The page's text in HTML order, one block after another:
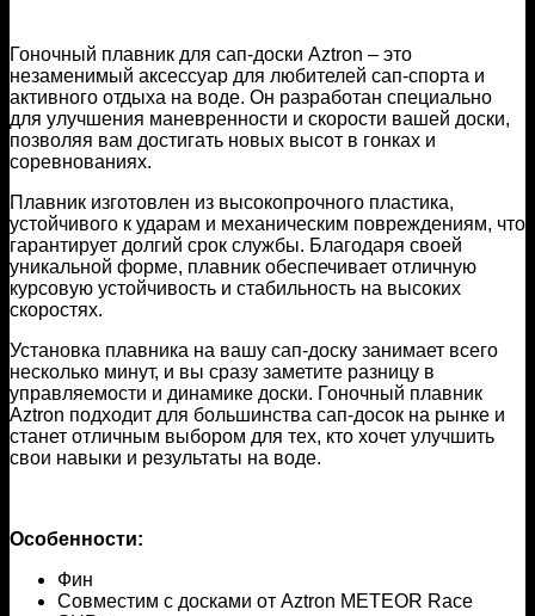
Гоночный плавник для сап-доски Aztron – это
незаменимый аксессуар для любителей сап-спорта и
активного отдыха на воде. Он разработан специально
для улучшения маневренности и скорости вашей доски,
позволяя вам достигать новых высот в гонках и
соревнованиях.
Плавник изготовлен из высокопрочного пластика,
устойчивого к ударам и механическим повреждениям, что
гарантирует долгий срок службы. Благодаря своей
уникальной форме, плавник обеспечивает отличную
курсовую устойчивость и стабильность на высоких
скоростях.
Установка плавника на вашу сап-доску занимает всего
несколько минут, и вы сразу заметите разницу в
управляемости и динамике доски. Гоночный плавник
Aztron подходит для большинства сап-досок на рынке и
станет отличным выбором для тех, кто хочет улучшить
свои навыки и результаты на воде.
Особенности:
Фин
Совместим с досками от Aztron METEOR Race